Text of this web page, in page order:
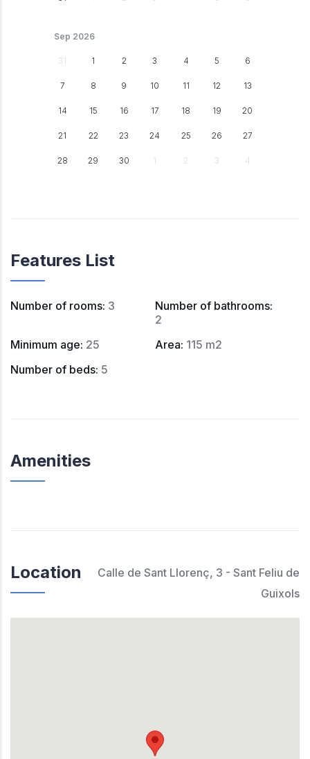
Sep 2026
31 1 2 3 4 5 6
7 8 9 10 11 12 13
14 15 16 17 18 19 20
21 22 23 24 25 26 27
28 29 30 1 2 3 4
Features List
Number of rooms: 3 Number of bathrooms:
2
Minimum age: 25 Area: 115 m2
Number of beds: 5
Amenities
Location
Calle de Sant Llorenç, 3 - Sant Feliu de
Guixols